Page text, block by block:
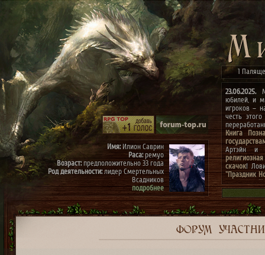
1
23.06.2025.
юбилей, и
игроков –
честь
Книга
Артэйн и
скачок!
"Праздник
конкурсах
архиве"(до
к
Имя:Илион Саврин
Раса:ремуо
Возраст:предположительно 33 года
Род деятельности:лидер Смертельных
Всадников
подробнее
Имя:Тэрис
Раса:ремуо
Возраст:предположительно 30 лет
подробнее
ФОРУМ